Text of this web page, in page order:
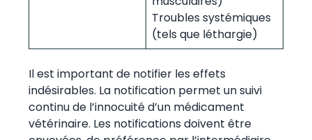
Troubles systémiques
(tels que léthargie)
Il est important de notifier les effets
indésirables. La notification permet un suivi
continu de l’innocuité d’un médicament
vétérinaire. Les notifications doivent être